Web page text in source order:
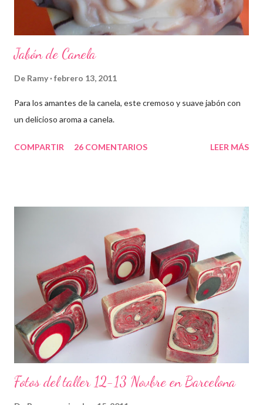
Jabón de Canela
De Ramy febrero 13, 2011
Para los amantes de la canela, este cremoso y suave jabón con
un delicioso aroma a canela.
COMPARTIR 26 COMENTARIOS LEER MÁS
Fotos del taller 12-13 Novbre en Barcelona